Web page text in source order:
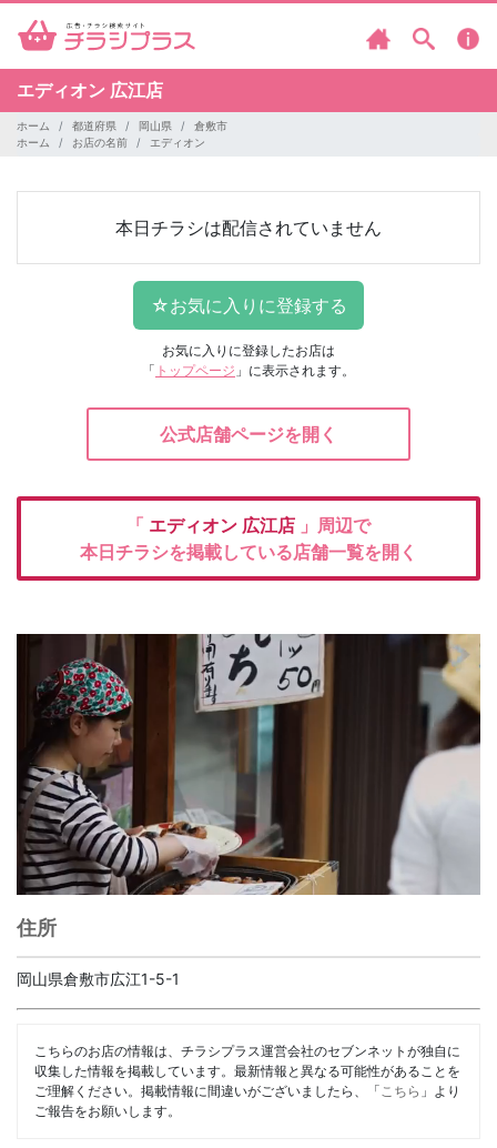
エディオン 広江店
ホーム 都道府県 岡山県
倉敷市
ホーム
お店の名前 エディオン
本日チラシは配信されていません
お気に入りに登録したお店は
「 トップページ 」に表示されます。
公式店舗ページを開く
「 エディオン 広江店 」周辺で
本日チラシを掲載している店舗一覧を開く
住所
岡山県倉敷市広江1-5-1
こちらのお店の情報は、チラシプラス運営会社のセブンネットが独自に
収集した情報を掲載しています。最新情報と異なる可能性があることを
ご理解ください。掲載情報に間違いがございましたら、「 こちら 」より
ご報告をお願いします。